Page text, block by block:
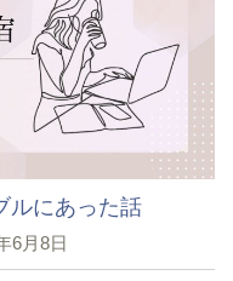
ルにあった話
6月8日